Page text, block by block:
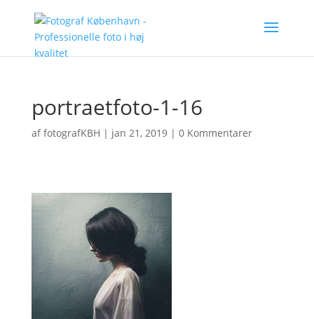
portraetfoto-1-16
affotografKBH | jan 21, 2019| 0 Kommentarer